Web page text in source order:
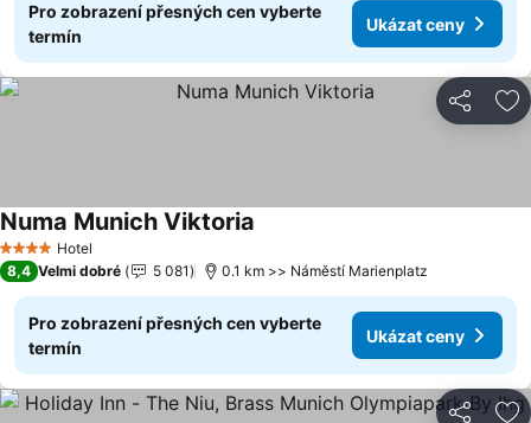
Pro zobrazení přesných cen vyberte
termín
Ukázat ceny
Sdílet
4 Počet hvězdiček
Hotel
Numa Munich Viktoria
8,4 Velmi dobré 5 081 0.1 km >> Náměstí Marienplatz
Pro zobrazení přesných cen vyberte
termín
Ukázat ceny